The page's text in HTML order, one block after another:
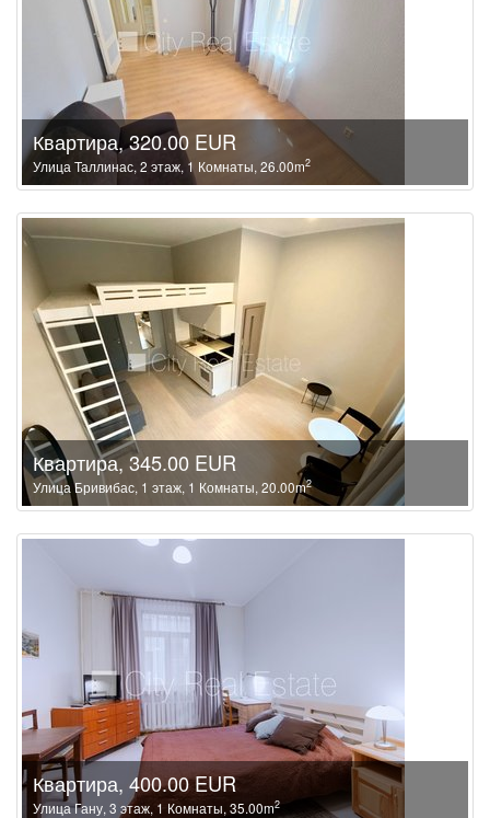
Квартира, 320.00 EUR
Улица Таллинас, 2 этаж, 1 Комнаты, 26.00m2
Квартира, 345.00 EUR
Улица Бривибас, 1 этаж, 1 Комнаты, 20.00m2
Квартира, 400.00 EUR
Улица Гану, 3 этаж, 1 Комнаты, 35.00m2